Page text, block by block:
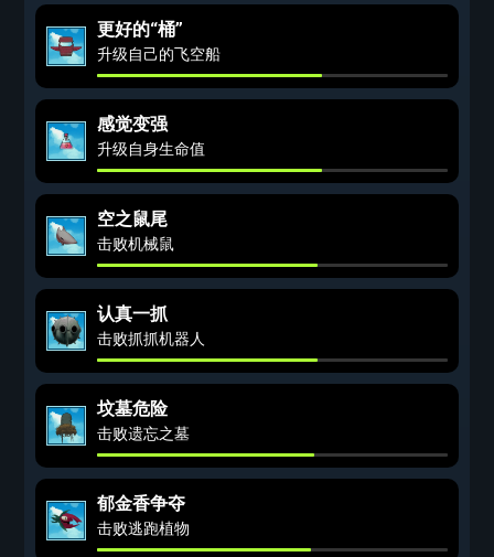
更好的“桶”
升级自己的飞空船
感觉变强
升级自身生命值
空之鼠尾
击败机械鼠
认真一抓
击败抓抓机器人
坟墓危险
击败遗忘之墓
郁金香争夺
击败逃跑植物